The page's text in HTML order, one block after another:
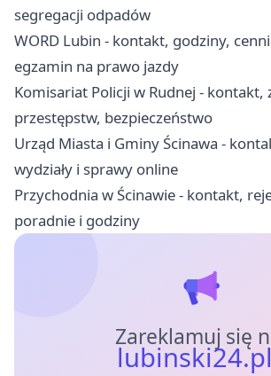
segregacji odpadów
WORD Lubin - kontakt, godziny,
egzamin na prawo jazdy
Komisariat Policji w Rudnej - kontakt,
przestępstw, bezpieczeństwo
Urząd Miasta i Gminy Ścinawa -
wydziały i sprawy online
Przychodnia w Ścinawie - kontakt,
poradnie i godziny
Zareklamuj się